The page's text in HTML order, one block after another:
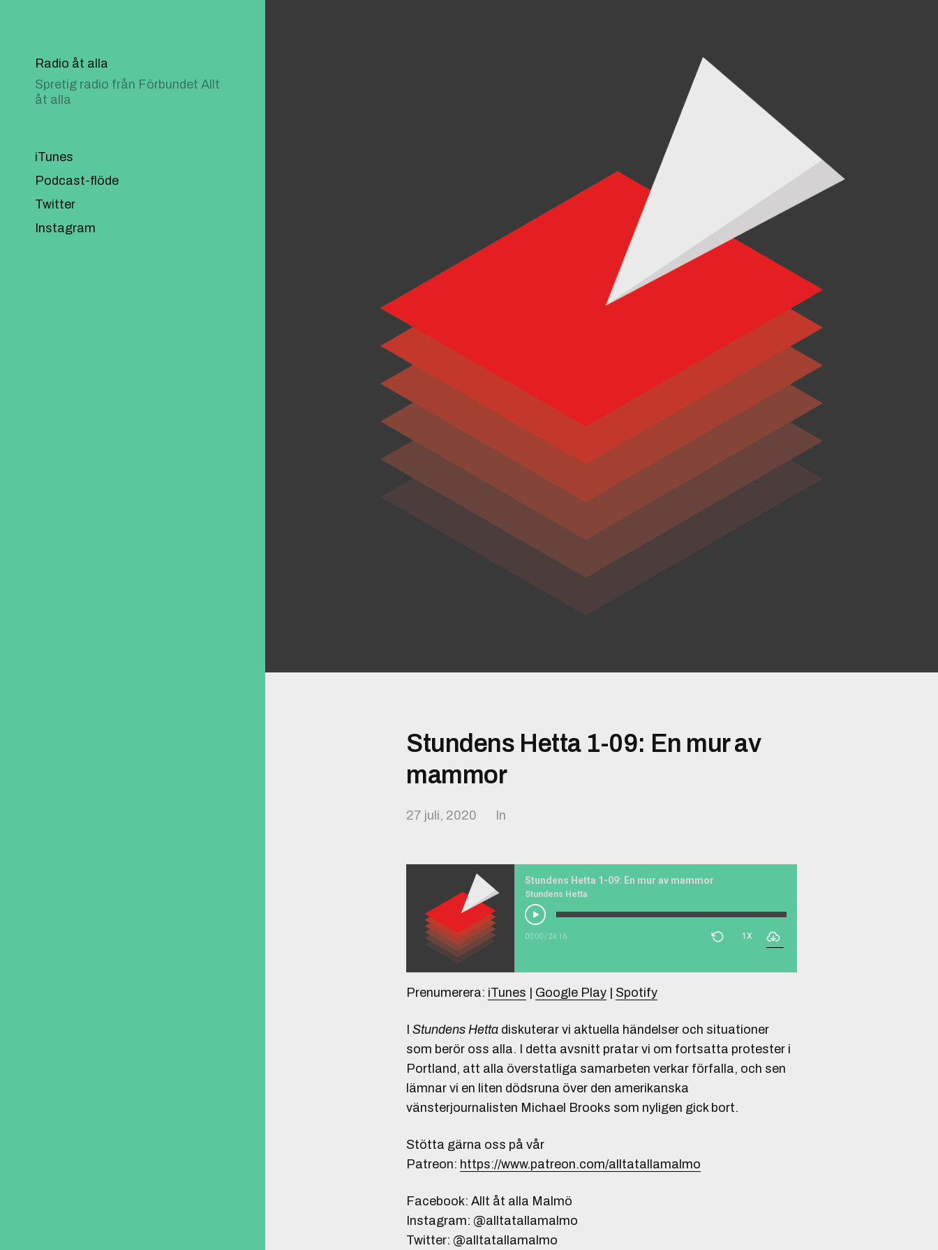
Radio åt alla
Spretig radio från Förbundet Allt
åt alla
iTunes
Podcast-flöde
Twitter
Instagram
Stundens Hetta 1-09: En mur av
mammor
27 juli, 2020 In
Stundens Hetta 1-09: En mur av mammor
Stundens Hetta
00:00/24:16 1X
Prenumerera: iTunes Google Play Spotify
Stundens Hetta diskuterar vi aktuella händelser och situationer
som berör oss alla. I detta avsnitt pratar vi om fortsatta protester i
Portland, att alla överstatliga samarbeten verkar förfalla, och sen
lämnar vi en liten dödsruna över den amerikanska
vänsterjournalisten Michael Brooks som nyligen gick bort.
Stötta gärna oss på vår
Patreon: https://www.patreon.com/alltatallamalmo
Facebook: Allt åt alla Malmö
Instagram: @alltatallamalmo
Twitter: @alltatallamalmo